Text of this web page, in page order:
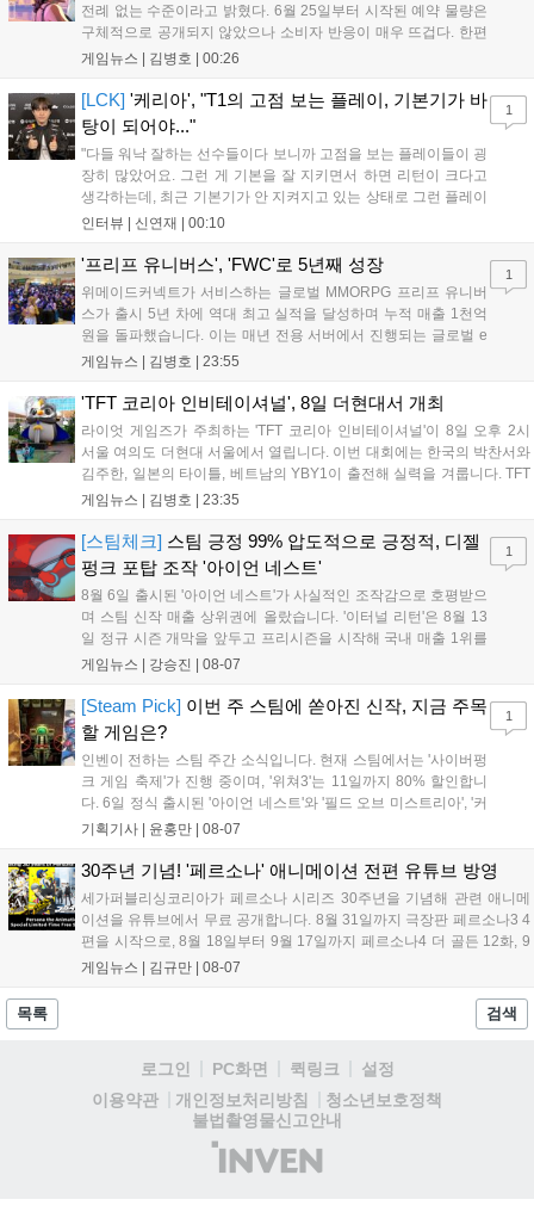
전례 없는 수준이라고 밝혔다. 6월 25일부터 시작된 예약 물량은
구체적으로 공개되지 않았으나 소비자 반응이 매우 뜨겁다. 한편
11월 19일 PS5와 Xbox 시리즈 X|S로 정식 출시될 예정이며, 록
상 'Grand Theft Auto VI: An Extended Look'을 최초 공개할 계획
이다....
게임뉴스 | 김병호 | 00:26
[LCK] '케리아', "T1의 고점 보는 플레이, 기본기가 바
탕이 되어야..."
"다들 워낙 잘하는 선수들이다 보니까 고점을 보는 플레이들이 굉
장히 많았어요. 그런 게 기본을 잘 지키면서 하면 리턴이 크다고
생각하는데, 최근 기본기가 안 지켜지고 있는 상태로 그런 플레이
를 추구하다 보니까 팀적으로 안 좋은 사고가 계속 많이 났던 것
LoL 챔피언스 코리아(LCK)'...
인터뷰 | 신연재 | 00:10
1
'프리프 유니버스', 'FWC'로 5년째 성장
위메이드커넥트가 서비스하는 글로벌 MMORPG 프리프 유니버
스가 출시 5년 차에 역대 최고 실적을 달성하며 누적 매출 1천억
원을 돌파했습니다. 이는 매년 전용 서버에서 진행되는 글로벌 e
스포츠 대회 FWC의 영향이 큽니다. FWC는 이용자가 동일한 조
은 전년 대비 매출과 이용자 지표가 대폭 상승하는 성과를 냈습니
다. 오는 10월 필리핀 마닐라에서 총상금 11만 달러 규모의 제4회
FWC 그랜드 파이널이 개최될 예정이며, 위메이드커넥트는 이를
통해 커뮤니티 중심의 장기 성장 모델을 지속할 방침입니다....
게임뉴스 | 김병호 | 23:55
1
'TFT 코리아 인비테이셔널', 8일 더현대서 개최
라이엇 게임즈가 주최하는 'TFT 코리아 인비테이셔널'이 8일 오후 2시
서울 여의도 더현대 서울에서 열립니다. 이번 대회에는 한국의 박찬서와
김주한, 일본의 타이틀, 베트남의 YBY1이 출전해 실력을 겨룹니다. TFT
는 소속팀 없이 개인 자격으로 참가하는 독특한 대회 구조를 가지며, 누
17일까지 이어지는 이번 행사는 신규 세트 체험과 공연 등 다양한 즐길
거리를 제공하며, 이후 현대백화점 판교점에서도 행사가 이어질 예정입
니다. 연말에는 라스베이거스 오픈이 개최됩니다....
게임뉴스 | 김병호 | 23:35
[스팀체크] 스팀 긍정 99% 압도적으로 긍정적, 디젤
펑크 포탑 조작 '아이언 네스트'
8월 6일 출시된 '아이언 네스트'가 사실적인 조작감으로 호평받으
며 스팀 신작 매출 상위권에 올랐습니다. '이터널 리턴'은 8월 13
일 정규 시즌 개막을 앞두고 프리시즌을 시작해 국내 매출 1위를
기록했습니다. 25주년을 맞은 '고스트 리콘' 시리즈는 8월 6일 쇼
'마블 투혼: 파이팅 소울즈'와 레트로 수리 시뮬레이션 '리스토
리'도 스팀에 정식 출시되었습니다....
게임뉴스 | 강승진 | 08-07
1
[Steam Pick] 이번 주 스팀에 쏟아진 신작, 지금 주목
할 게임은?
인벤이 전하는 스팀 주간 소식입니다. 현재 스팀에서는 '사이버펑
크 게임 축제'가 진행 중이며, '위쳐3'는 11일까지 80% 할인합니
다. 6일 정식 출시된 '아이언 네스트'와 '필드 오브 미스트리아', '커
세어 코브'가 호평받고 있습니다. 한편, 7일 출시된 '마블 투혼'은
다. 유비소프트의 '고스트리콘: 와일드랜드'는 7년 만의 대규모 업
데이트 '라스트 라이츠'와 함께 95% 할인 중입니다....
기획기사 | 윤홍만 | 08-07
1
30주년 기념! '페르소나' 애니메이션 전편 유튜브 방영
세가퍼블리싱코리아가 페르소나 시리즈 30주년을 기념해 관련 애니메
이션을 유튜브에서 무료 공개합니다. 8월 31일까지 극장판 페르소나3 4
편을 시작으로, 8월 18일부터 9월 17일까지 페르소나4 더 골든 12화, 9
월 15일부터 10월 14일까지 페르소나5 시리즈가 순차 공개됩니다. 또한
게임뉴스 | 김규만 | 08-07
목록 검색
로그인 PC화면 퀵링크
설정
이용약관
개인정보처리방침
청소년보호정책
불법촬영물신고안내
(주)
인